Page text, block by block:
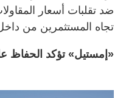
ضد تقلبات أسعار
تجاه المستثمرين من
«إمستيل» تؤكد الحفاظ